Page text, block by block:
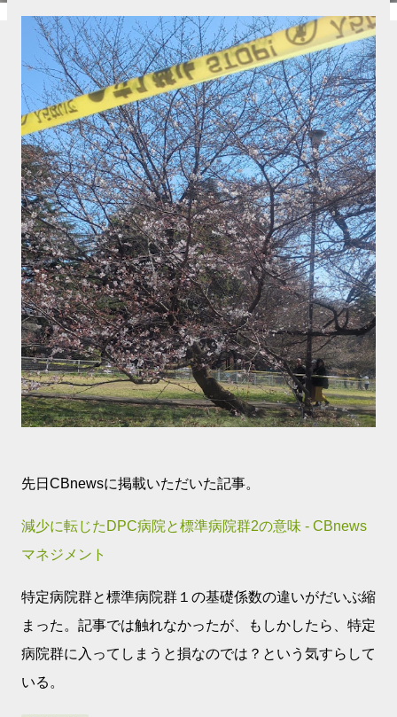
先日CBnewsに掲載いただいた記事。
減少に転じたDPC病院と標準病院群2の意味 - CBnews
マネジメント
特定病院群と標準病院群１の基礎係数の違いがだいぶ縮
まった。記事では触れなかったが、もしかしたら、特定
病院群に入ってしまうと損なのでは？という気すらして
いる。